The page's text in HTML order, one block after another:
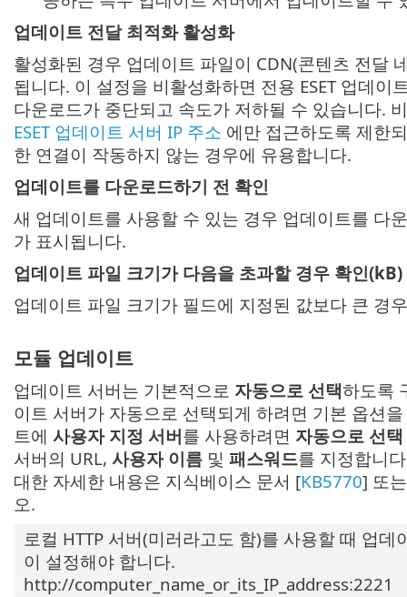
업데이트 전달 최적화 활성화
활성화된 경우 업데이트 파일이 CDN(콘텐츠 전달
됩니다. 이 설정을 비활성화하면 전용 ESET 업데이
다운로드가 중단되고 속도가 저하될 수 있습니다.
ESET 업데이트 서버 IP 주소 에만 접근하도록 제한
한 연결이 작동하지 않는 경우에 유용합니다.
업데이트를 다운로드하기 전 확인
새 업데이트를 사용할 수 있는 경우 업데이트를 다
가 표시됩니다.
업데이트 파일 크기가 다음을 초과할 경우 확인(kB)
업데이트 파일 크기가 필드에 지정된 값보다 큰 경
모듈 업데이트
업데이트 서버는 기본적으로 자동으로 선택하도록
이트 서버가 자동으로 선택되게 하려면 기본 옵션
트에 사용자 지정 서버를 사용하려면 자동으로 선택
서버의 URL, 사용자 이름 및 패스워드를 지정합니
대한 자세한 내용은 지식베이스 문서 [KB5770] 또
오.
로컬 HTTP 서버(미러라고도 함)를 사용할 때 업데
이 설정해야 합니다.
http://computer_name_or_its_IP_address:2221